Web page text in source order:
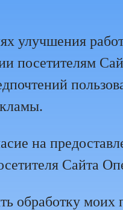
улучшения
посетителям
на
Сайта
обработку моих